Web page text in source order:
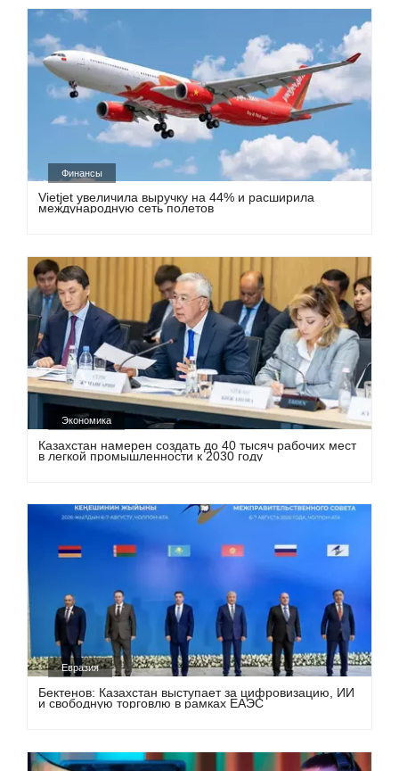
Финансы
Vietjet увеличила выручку на 44% и расширила
международную сеть полетов
Экономика
Казахстан намерен создать до 40 тысяч рабочих мест
в легкой промышленности к 2030 году
Евразия
Бектенов: Казахстан выступает за цифровизацию, ИИ
и свободную торговлю в рамках ЕАЭС